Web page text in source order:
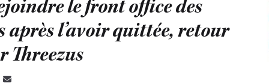
le front office des
après l’avoir quittée, retour
Threezus